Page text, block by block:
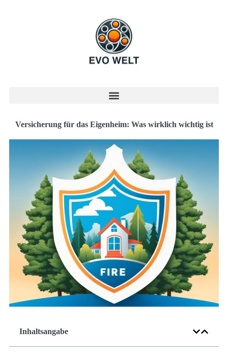
Versicherung für das Eigenheim: Was wirklich wichtig ist
Inhaltsangabe